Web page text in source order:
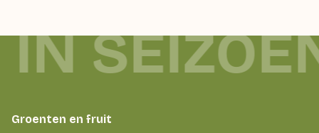
Groenten en fruit